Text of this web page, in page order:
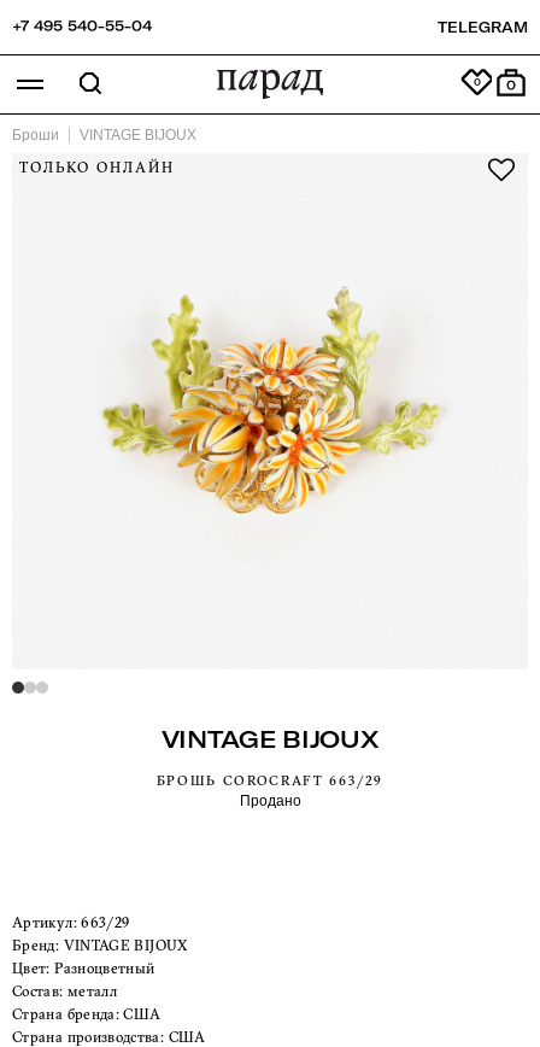
+7 495 540-55-04 TELEGRAM
0
Броши VINTAGE BIJOUX
ТОЛЬКО ОНЛАЙН
VINTAGE BIJOUX
БРОШЬ COROCRAFT 663/29
Продано
Артикул:663/29
Бренд:
VINTAGE BIJOUX
Цвет:
Разноцветный
Состав: металл
Страна бренда: США
Страна производства: США